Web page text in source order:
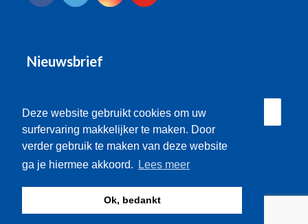
Deze website gebruikt cookies om uw
surfervaring makkelijker te maken. Door
verder gebruik te maken van deze website
ga je hiermee akkoord.
Lees meer
Ok, bedankt
Nieuwsbrief
© Brugse Radio 2026